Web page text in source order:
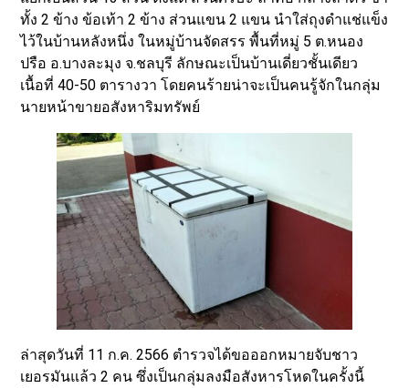
ทั้ง 2 ข้าง ข้อเท้า 2 ข้าง ส่วนแขน 2 แขน นำใส่ถุงดำแช่แข็ง
ไว้ในบ้านหลังหนึ่ง ในหมู่บ้านจัดสรร พื้นที่หมู่ 5 ต.หนอง
ปรือ อ.บางละมุง จ.ชลบุรี ลักษณะเป็นบ้านเดี่ยวชั้นเดียว
เนื้อที่ 40-50 ตารางวา โดยคนร้ายน่าจะเป็นคนรู้จักในกลุ่ม
นายหน้าขายอสังหาริมทรัพย์
ล่าสุดวันที่ 11 ก.ค. 2566 ตำรวจได้ขอออกหมายจับชาว
เยอรมันแล้ว 2 คน ซึ่งเป็นกลุ่มลงมือสังหารโหดในครั้งนี้